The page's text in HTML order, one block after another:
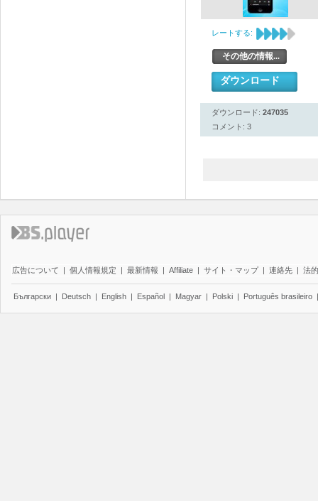
レートする:
その他の情報...
ダウンロード
ダウンロード: 247035
コメント: 3
広告について | 個人情報規定 | 最新情報 | Affiliate | サイト・マップ | 連絡先 | 法
Български | Deutsch | English | Español | Magyar | Polski | Português brasileiro